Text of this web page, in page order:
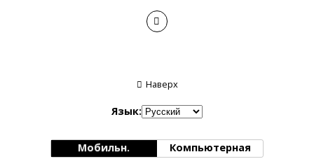
Наверх
Язык:
Мобильн. Компьютерная